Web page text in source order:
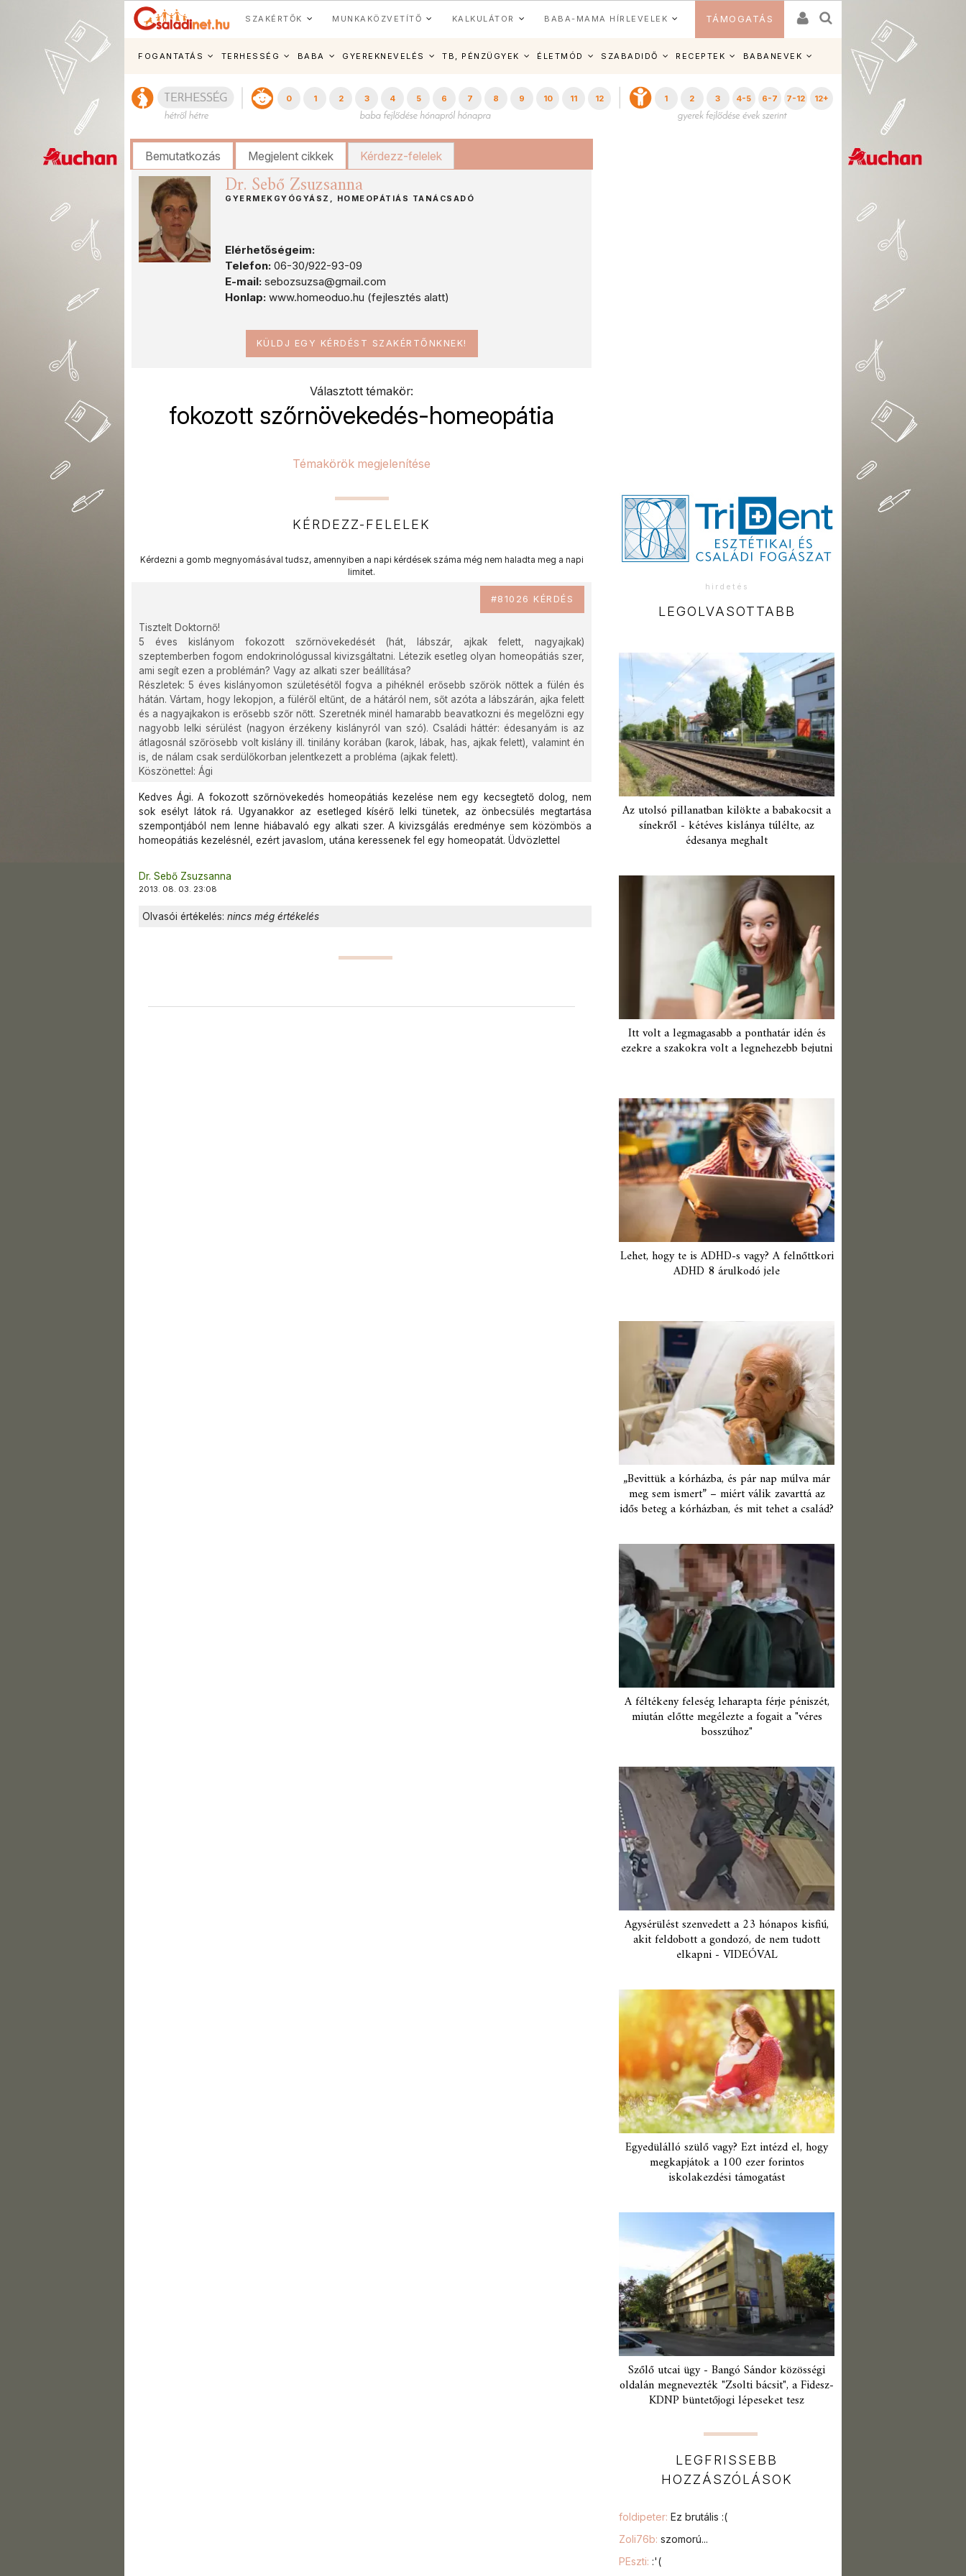
SZAKÉRTŐK MUNKAKÖZVETÍTŐ KALKULÁTOR BABA-MAMA HÍRLEVELEK TÁMOGATÁS
FOGANTATÁS TERHESSÉG BABA GYEREKNEVELÉS TB, PÉNZÜGYEK ÉLETMÓD SZABADIDŐ RECEPTEK BABANEVEK
0 1 2 3 4 5 6 7 8 9 10 11 12 1 2 3 4-5 6-7 7-12 12+
Bemutatkozás Megjelent cikkek Kérdezz-felelek
Dr. Sebő Zsuzsanna
GYERMEKGYÓGYÁSZ, HOMEOPÁTIÁS TANÁCSADÓ
Elérhetőségeim:
Telefon: 06-30/922-93-09
E-mail: sebozsuzsa@gmail.com
Honlap: www.homeoduo.hu (fejlesztés alatt)
KÜLDJ EGY KÉRDÉST SZAKÉRTŐNKNEK!
Választott témakör:
fokozott szőrnövekedés-homeopátia
Témakörök megjelenítése
KÉRDEZZ-FELELEK
Kérdezni a gomb megnyomásával tudsz, amennyiben a napi kérdések száma még nem haladta meg a napi
limitet.
#81026 KÉRDÉS
Tisztelt Doktornő!
5 éves kislányom fokozott szőrnövekedését (hát, lábszár, ajkak felett, nagyajkak)
szeptemberben fogom endokrinológussal kivizsgáltatni. Létezik esetleg olyan homeopátiás szer,
ami segít ezen a problémán? Vagy az alkati szer beállítása?
Részletek: 5 éves kislányomon születésétől fogva a pihéknél erősebb szőrök nőttek a fülén és
hátán. Vártam, hogy lekopjon, a füléről eltűnt, de a hátáról nem, sőt azóta a lábszárán, ajka felett
és a nagyajkakon is erősebb szőr nőtt. Szeretnék minél hamarabb beavatkozni és megelőzni egy
nagyobb lelki sérülést (nagyon érzékeny kislányról van szó). Családi háttér: édesanyám is az
átlagosnál szőrösebb volt kislány ill. tinilány korában (karok, lábak, has, ajkak felett), valamint én
is, de nálam csak serdülőkorban jelentkezett a probléma (ajkak felett).
Köszönettel: Ági
Kedves Ági. A fokozott szőrnövekedés homeopátiás kezelése nem egy kecsegtető dolog, nem
sok esélyt látok rá. Ugyanakkor az esetleged kísérő lelki tünetek, az önbecsülés megtartása
szempontjából nem lenne hiábavaló egy alkati szer. A kivizsgálás eredménye sem közömbös a
homeopátiás kezelésnél, ezért javaslom, utána keressenek fel egy homeopatát. Üdvözlettel
Dr. Sebő Zsuzsanna
2013. 08. 03. 23:08
Olvasói értékelés: nincs még értékelés
hirdetés
LEGOLVASOTTABB
Az utolsó pillanatban kilökte a babakocsit a
sínekről - kétéves kislánya túlélte, az
édesanya meghalt
Itt volt a legmagasabb a ponthatár idén és
ezekre a szakokra volt a legnehezebb bejutni
Lehet, hogy te is ADHD-s vagy? A felnőttkori
ADHD 8 árulkodó jele
„Bevittük a kórházba, és pár nap múlva már
meg sem ismert” – miért válik zavarttá az
idős beteg a kórházban, és mit tehet a család?
A féltékeny feleség leharapta férje péniszét,
miután előtte megélezte a fogait a "véres
bosszúhoz"
Agysérülést szenvedett a 23 hónapos kisfiú,
akit feldobott a gondozó, de nem tudott
elkapni - VIDEÓVAL
Egyedülálló szülő vagy? Ezt intézd el, hogy
megkapjátok a 100 ezer forintos
iskolakezdési támogatást
Szőlő utcai ügy - Bangó Sándor közösségi
oldalán megnevezték "Zsolti bácsit", a Fidesz-
KDNP büntetőjogi lépeseket tesz
LEGFRISSEBB
HOZZÁSZÓLÁSOK
foldipeter: Ez brutális :(
Zoli76b: szomorú...
PEszti: :'(